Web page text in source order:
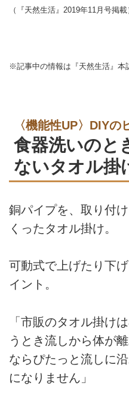
（『天然生活』2019年11月号掲載
※記事中の情報は『天然生活』本
〈機能性UP〉DIYの
食器洗いのと
ないタオル掛
銅パイプを、取り付
くったタオル掛け。
可動式で上げたり下
イント。
「市販のタオル掛け
うとき流しから体が
ならぴたっと流しに
になりません」